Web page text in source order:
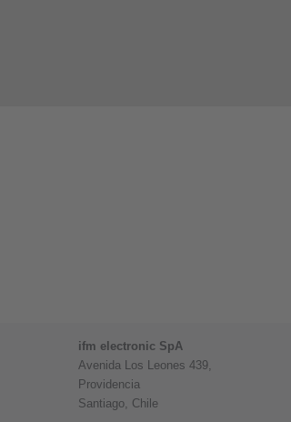
ifm electronic SpA
Avenida Los Leones 439,
Providencia
Santiago, Chile